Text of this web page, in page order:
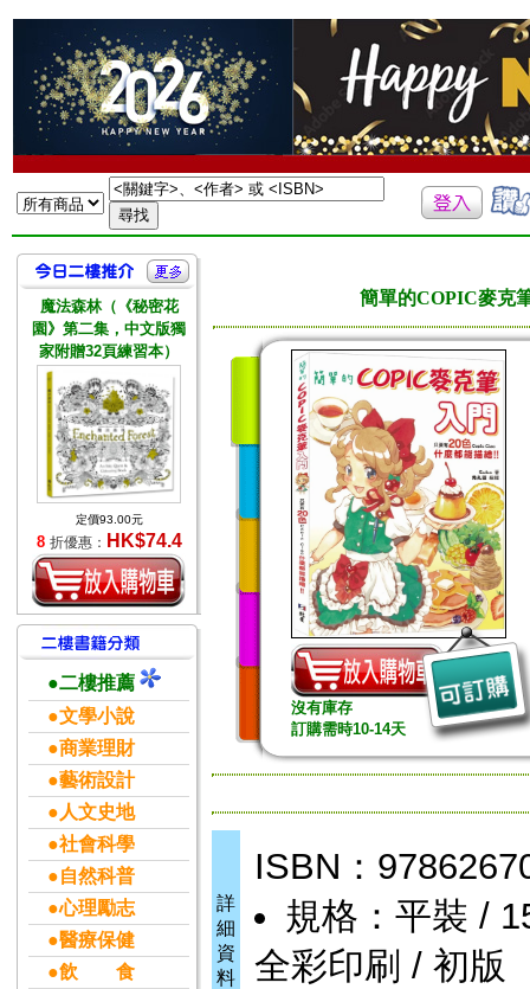
魔法森林（《秘密花
園》第二集，中文版獨
家附贈32頁練習本）
定價93.00元
8 折優惠： HK$74.4
●二樓推薦
●文學小說
●商業理財
●藝術設計
●人文史地
●社會科學
●自然科普
●心理勵志
●醫療保健
●飲 食
簡單的COPIC麥克
沒有庫存
訂購需時10-14天
詳
細
資
料
ISBN：
規格：平裝 /
全彩印刷 / 初版